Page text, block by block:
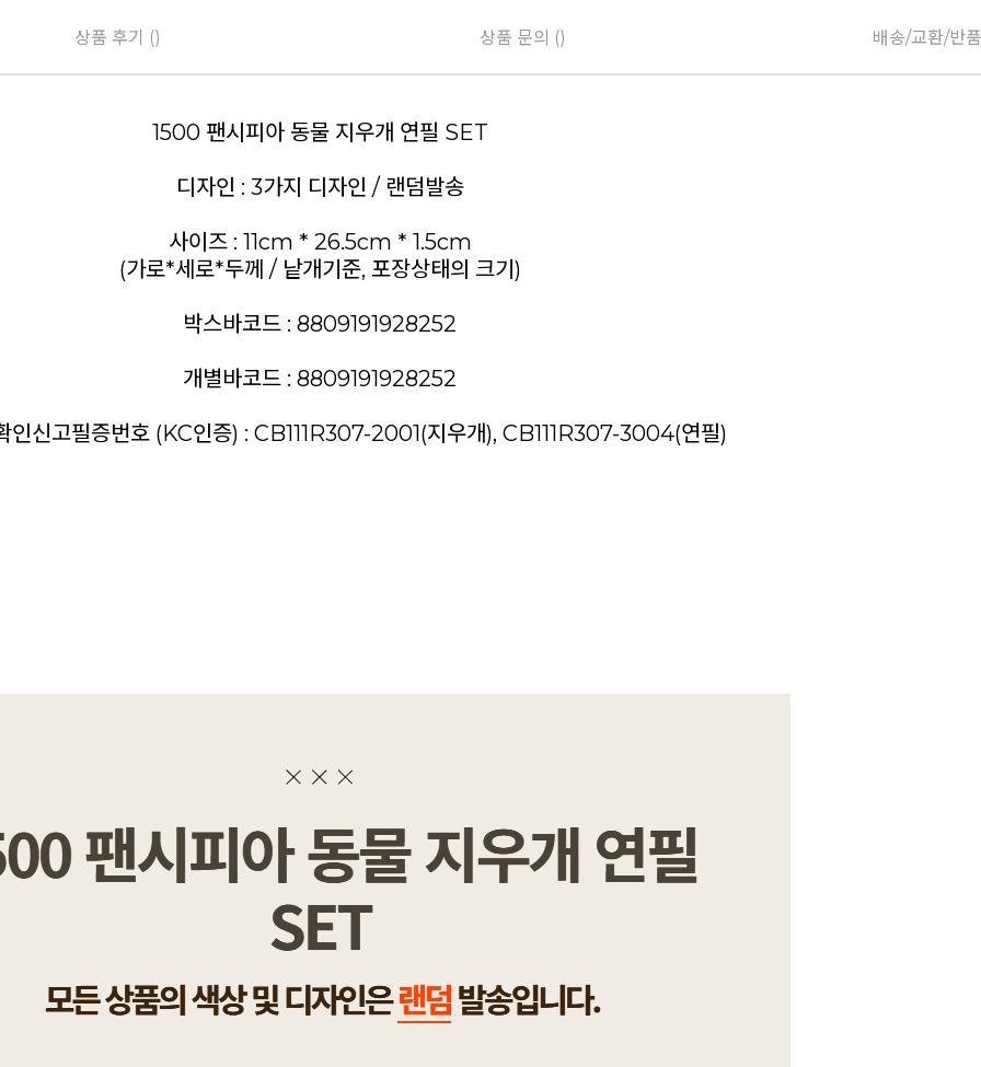
상품 후기 () 상품 문의 () 배송/교환/반품
1500 팬시피아 동물 지우개 연필 SET
디자인 : 3가지 디자인 / 랜덤발송
사이즈 : 11cm * 26.5cm * 1.5cm
(가로*세로*두께 / 낱개기준, 포장상태의 크기)
박스바코드 : 8809191928252
개별바코드 : 8809191928252
인신고필증번호 (KC인증) : CB111R307-2001(지우개), CB111R307-3004(연필)